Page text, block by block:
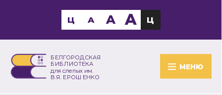
БЕЛГОРОДСКАЯ
БИБЛИОТЕКА
для слепых им.
В.Я. ЕРОШЕНКО
МЕНЮ
Ц A A A Ц